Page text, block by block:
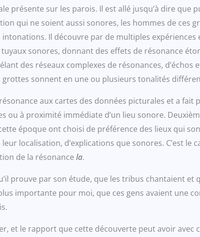
sur les parois. Il est allé jusqu’à dire que
qui ne soient aussi sonores, les hommes de ces
Il découvre par de multiples expériences
sonores, donnant des effets de résonance
des réseaux complexes de résonances, d’échos
sonnent en une ou plusieurs tonalités
aux cartes des données picturales et a
ou à proximité immédiate d’un lieu sonore.
époque ont choisi de préférence des lieux qui
localisation, d’explications que sonores. C’est le
de la résonance la.
prouve par son étude, que les tribus chantaient
importante pour moi, que ces gens avaient une
et le rapport que cette découverte peut avoir avec